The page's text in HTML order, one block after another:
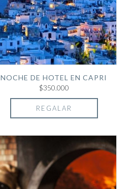
NOCHE DE HOTEL EN CAPRI
$350.000
REGALAR